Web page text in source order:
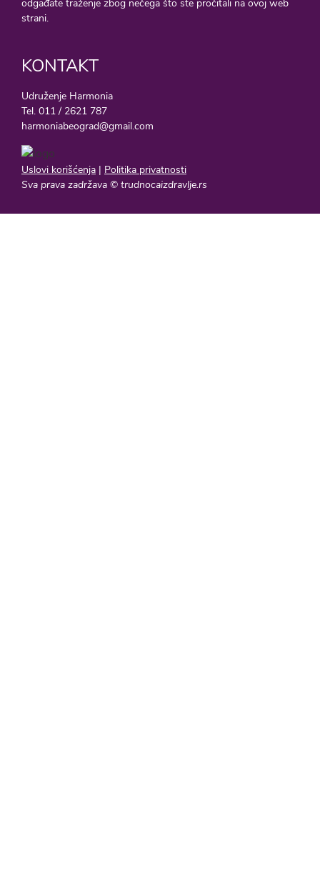
odgađate traženje zbog nečega što ste pročitali na ovoj web
strani.
KONTAKT
Udruženje Harmonia
Tel. 011 / 2621 787
harmoniabeograd@gmail.com
Uslovi korišćenja | Politika privatnosti
Sva prava zadržava © trudnocaizdravlje.rs